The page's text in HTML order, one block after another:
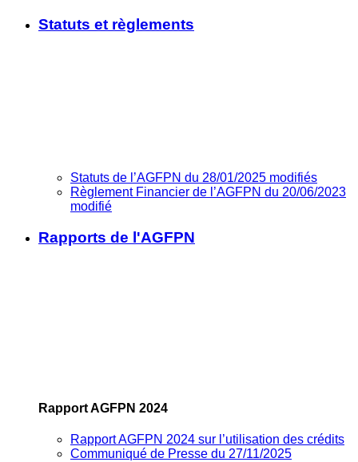
Statuts et règlements
Statuts de l’AGFPN du 28/01/2025 modifiés
Règlement Financier de l’AGFPN du 20/06/2023
modifié
Rapports de l'AGFPN
Rapport AGFPN 2024
Rapport AGFPN 2024 sur l’utilisation des crédits
Communiqué de Presse du 27/11/2025